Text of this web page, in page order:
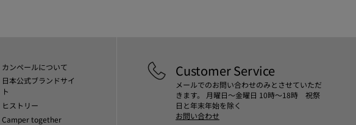
カンペールについて
日本公式ブランドサイ
ト
ヒストリー
Camper together
Customer Service
メールでのお問い合わせのみとさせていただ
きます。 月曜日～金曜日 10時～18時 祝祭
日と年末年始を除く
お問い合わせ